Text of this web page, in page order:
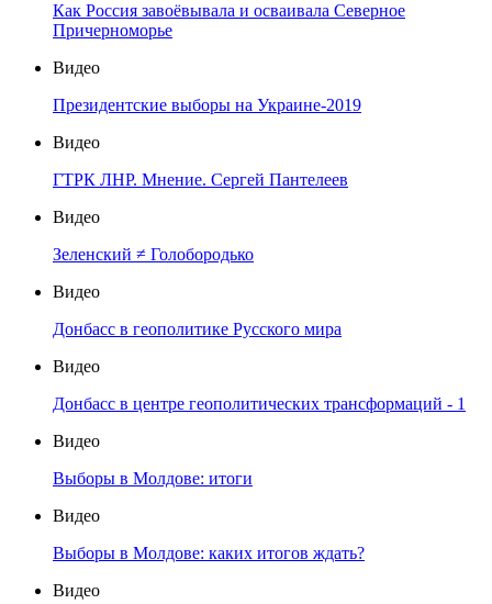
Как Россия завоёвывала и осваивала Северное
Причерноморье
Видео
Президентские выборы на Украине-2019
Видео
ГТРК ЛНР. Мнение. Сергей Пантелеев
Видео
Зеленский ≠ Голобородько
Видео
Донбасс в геополитике Русского мира
Видео
Донбасс в центре геополитических трансформаций - 1
Видео
Выборы в Молдове: итоги
Видео
Выборы в Молдове: каких итогов ждать?
Видео